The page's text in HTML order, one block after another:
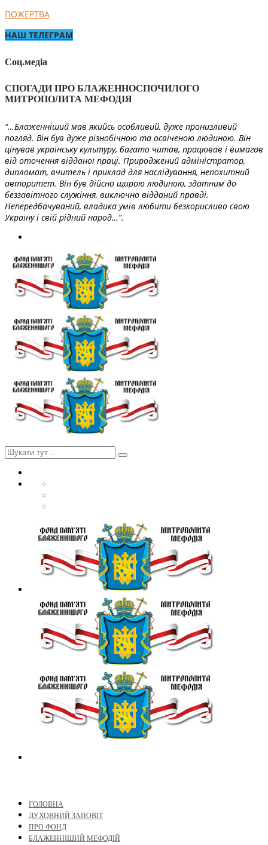
ПОЖЕРТВА
НАШ ТЕЛЕГРАМ
Соц.медіа
СПОГАДИ ПРО БЛАЖЕННОСПОЧИЛОГО
МИТРОПОЛИТА МЕФОДІЯ
“…Блаженніший мав якийсь особливий, дуже пронизливий
погляд. Він був дуже різнобічною та освіченою людиною. Він
цінував українську культуру, багато читав, працював і вимагав
від оточення відданої праці. Природжений адміністратор,
дипломат, вчитель і приклад для наслідування, непохитний
авторитет. Він був дійсно щирою людиною, здатним до
беззавітного служіння, виключно відданий правді.
Непередбачуваний, владика умів любити безкорисливо свою
Україну і свій рідний народ…”.
ГОЛОВНА
ДУХОВНИЙ ЗАПОВІТ
ПРО ФОНД
БЛАЖЕННІШИЙ МЕФОДІЙ